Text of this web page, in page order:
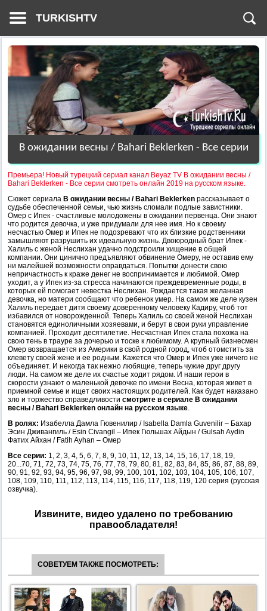
TURKISHTV
В ожидании весны / Bahari Beklerken - Все серии
Премьера! Новый турецкий сериал канал Beyaz TV В ожидании весны /
Bahari Beklerken - Все серии смотреть онлайн 2019 на русском языке.
Сюжет сериала В ожидании весны / Bahari Beklerken рассказывает о
судьбе обеспеченной семьи, чью жизнь сломали подлые завистники.
Омер с Ипек - счастливые молодожены в ожидании первенца. Они знают
что родится девочка, и уже придумали для нее имя. Но к своему
несчастью Омер и Ипек не подозревают что их близкие родственники
замышляют разрушить их идеальную жизнь. Двоюродный брат Ипек -
Халиль с женой Неслихан удачно подстроили хищение в общей
компании. Они цинично предъявляют обвинение Омеру, не оставив ему
ни малейшей возможности оправдаться. Попытки донести свою
непричастность к краже денег не воспринимается и любимой. Омер
уходит, а у Ипек из-за стресса начинаются преждевременные роды, в
которых ей помогает невестка Неслихан. Рождается такая желанная
девочка, но матери сообщают что ребенок умер. На самом же деле кузен
Халиль передает дитя своему доверенному человеку Кадиру, чтоб тот
избавился от новорожденной. Теперь Халиль со своей женой Неслихан
становятся единоличными хозяевами, и берут в свои руки управление
компанией. Проходит десятилетие. Несчастная Ипек стала похожа на
свою тень в трауре за дочерью и тоске к любимому. А крупный бизнесмен
Омер возвращается из Америки в свой родной город, чтоб отомстить за
клевету своей жене и ее родным. Кажется что Омер и Ипек уже ничего не
объединяет. И некогда так нежно любящие, теперь чужие друг другу
люди. На самом же деле их счастье ходит рядом. И наши герои в
скорости узнают о маленькой девочке по имени Весна, которая живет в
приемной семье и ищет своих настоящих родителей. Как будет наказано
зло и торжество справедливости смотрите в сериале В ожидании
весны / Bahari Beklerken онлайн на русском языке.
В ролях: Изабелла Дамла Гювенилир / Isabella Damla Guvenilir – Бахар
Эсин Дживангиль / Esin Civangil – Ипек Гюльшах Айдын / Gulsah Aydin
Фатих Айхан / Fatih Ayhan – Омер
Все серии: 1, 2, 3, 4, 5, 6, 7, 8, 9, 10, 11, 12, 13, 14, 15, 16, 17, 18, 19,
20...70, 71, 72, 73, 74, 75, 76, 77, 78, 79, 80, 81, 82, 83, 84, 85, 86, 87, 88, 89,
90, 91, 92, 93, 94, 95, 96, 97, 98, 99, 100, 101, 102, 103, 104, 105, 106, 107,
108, 109, 110, 111, 112, 113, 114, 115, 116, 117, 118, 119, 120 серия (русская
озвучка).
Извините, видео удалено по требованию
правообладателя!
СОВЕТУЕМ ТАКЖЕ ПОСМОТРЕТЬ: